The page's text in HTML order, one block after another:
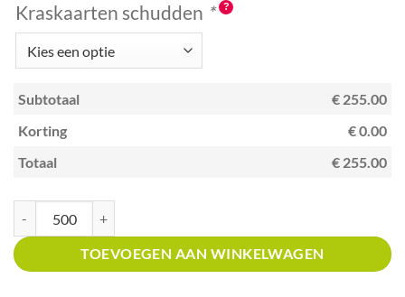
Kraskaarten schudden *
Subtotaal
€ 255.00
Korting
€ 0.00
Totaal
€ 255.00
TOEVOEGEN AAN WINKELWAGEN